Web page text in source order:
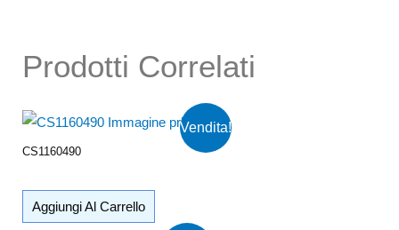
Prodotti Correlati
Vendita!
CS1160490
Aggiungi Al Carrello